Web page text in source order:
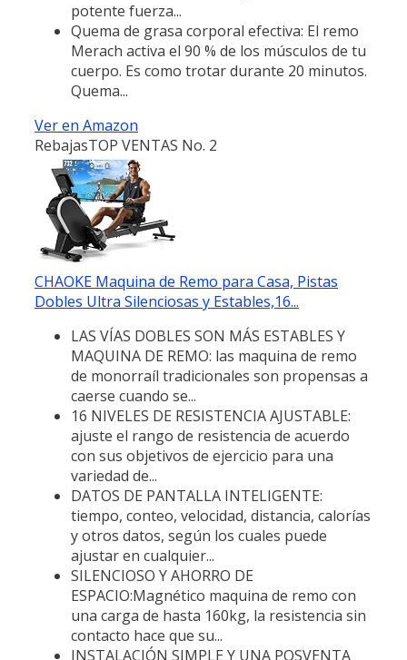
potente fuerza...
Quema de grasa corporal efectiva: El remo
Merach activa el 90 % de los músculos de tu
cuerpo. Es como trotar durante 20 minutos.
Quema...
Ver en Amazon
RebajasTOP VENTAS No. 2
CHAOKE Maquina de Remo para Casa, Pistas
Dobles Ultra Silenciosas y Estables,16...
LAS VÍAS DOBLES SON MÁS ESTABLES Y
MAQUINA DE REMO: las maquina de remo
de monorraíl tradicionales son propensas a
caerse cuando se...
16 NIVELES DE RESISTENCIA AJUSTABLE:
ajuste el rango de resistencia de acuerdo
con sus objetivos de ejercicio para una
variedad de...
DATOS DE PANTALLA INTELIGENTE:
tiempo, conteo, velocidad, distancia, calorías
y otros datos, según los cuales puede
ajustar en cualquier...
SILENCIOSO Y AHORRO DE
ESPACIO:Magnético maquina de remo con
una carga de hasta 160kg, la resistencia sin
contacto hace que su...
INSTALACIÓN SIMPLE Y UNA POSVENTA